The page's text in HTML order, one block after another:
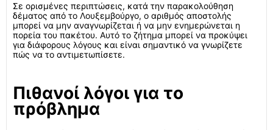
Σε ορισμένες περιπτώσεις, κατά την παρακολούθηση
δέματος από το Λουξεμβούργο, ο αριθμός αποστολής
μπορεί να μην αναγνωρίζεται ή να μην ενημερώνεται η
πορεία του πακέτου. Αυτό το ζήτημα μπορεί να προκύψει
για διάφορους λόγους και είναι σημαντικό να γνωρίζετε
πώς να το αντιμετωπίσετε.
Πιθανοί λόγοι για το
πρόβλημα